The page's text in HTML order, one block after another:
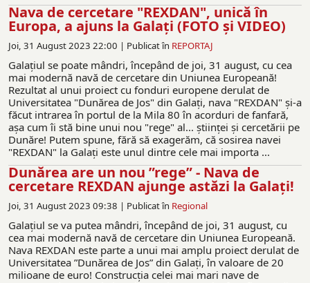
Nava de cercetare "REXDAN", unică în
Europa, a ajuns la Galați (FOTO și VIDEO)
Joi, 31 August 2023 22:00 | Publicat în REPORTAJ
Galațiul se poate mândri, începând de joi, 31 august, cu cea
mai modernă navă de cercetare din Uniunea Europeană!
Rezultat al unui proiect cu fonduri europene derulat de
Universitatea "Dunărea de Jos" din Galați, nava "REXDAN" și-a
făcut intrarea în portul de la Mila 80 în acorduri de fanfară,
așa cum îi stă bine unui nou "rege" al... științei și cercetării pe
Dunăre! Putem spune, fără să exagerăm, că sosirea navei
"REXDAN" la Galați este unul dintre cele mai importa ...
Dunărea are un nou ”rege” - Nava de
cercetare REXDAN ajunge astăzi la Galați!
Joi, 31 August 2023 09:38 | Publicat în Regional
Galațiul se va putea mândri, începând de joi, 31 august, cu
cea mai modernă navă de cercetare din Uniunea Europeană.
Nava REXDAN este parte a unui mai amplu proiect derulat de
Universitatea ”Dunărea de Jos” din Galați, în valoare de 20
milioane de euro! Construcţia celei mai mari nave de